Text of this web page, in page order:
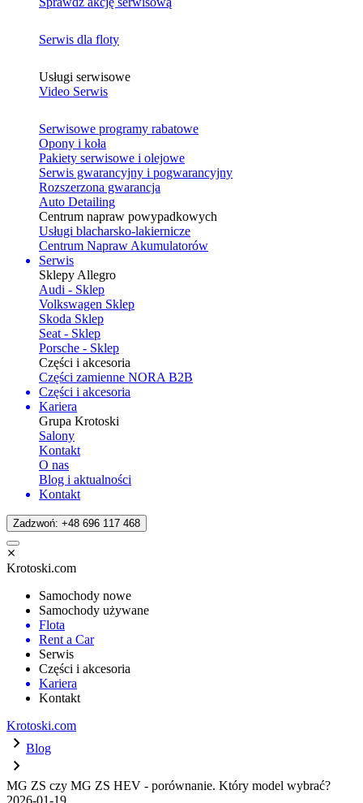
Serwis dla floty
Usługi serwisowe
Video Serwis
Serwisowe programy rabatowe
Opony i koła
Pakiety serwisowe i olejowe
Serwis gwarancyjny i pogwarancyjny
Rozszerzona gwarancja
Auto Detailing
Centrum napraw powypadkowych
Usługi blacharsko-lakiernicze
Centrum Napraw Akumulatorów
Serwis
Sklepy Allegro
Audi - Sklep
Volkswagen Sklep
Skoda Sklep
Seat - Sklep
Porsche - Sklep
Części i akcesoria
Części zamienne NORA B2B
Części i akcesoria
Kariera
Grupa Krotoski
Salony
Kontakt
O nas
Blog i aktualności
Kontakt
Zadzwoń: +48 696 117 468
Krotoski.com
Samochody nowe
Samochody używane
Flota
Rent a Car
Serwis
Części i akcesoria
Kariera
Kontakt
Krotoski.com
Blog
MG ZS czy MG ZS HEV - porównanie. Który model wybrać?
2026-01-19